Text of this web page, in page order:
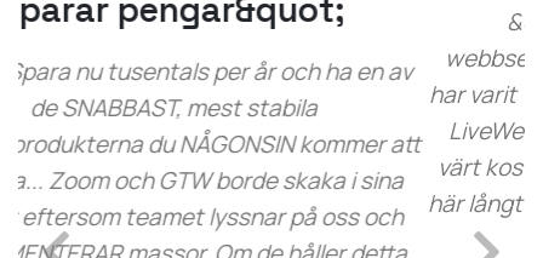
&quot;Jag har velat göra betalda
webbseminarier ett tag men annan mjukvara
har varit väldigt kostsam och svår att bemästra.
LiveWebinar är väldigt lätt att lära sig och väl
värt kostnaden. Jag är väldigt nöjd med det så
här långt och rekommenderar det verkligen. Jag
tjänar äntligen pengar på
Previous Next